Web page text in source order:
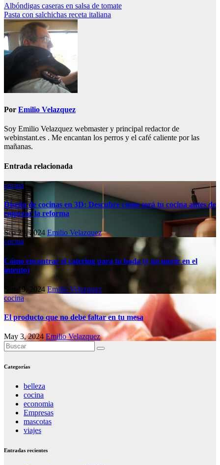
Navegación
de
entradas
Albóndigas caseras en salsa de tomate
Pasta con salchichas receta italiana
Por Emilio Velazquez
Soy Emilio Velazquez webmaster y principal redactor de
webinstant.es . Me encantan los perros y el café caliente por las
mañanas.
Entrada relacionada
cocina
Diseño de cocinas en 3D: Descubre cómo será tu cocina antes de
empezar la reforma
Sep 25, 2024 Emilio Velazquez
cocina
Cómo encontrar el catering para tu boda (y no morir en el
intento)
Sep 19, 2024Emilio Velazquez
cocina
El producto que no debe faltar en tu mesa
May 3, 2024 Emilio Velazquez
Categorías
belleza
cocina
economia
Empresas
mascotas
viajes
Entradas recientes